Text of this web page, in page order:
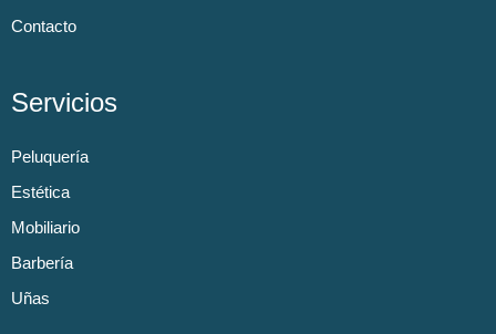
Contacto
Servicios
Peluquería
Estética
Mobiliario
Barbería
Uñas